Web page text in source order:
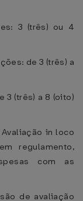
3 (três) ou 4
de 3 (três) a
3 (três) a 8 (oito)
in loco
regulamento,
com as
de avaliação